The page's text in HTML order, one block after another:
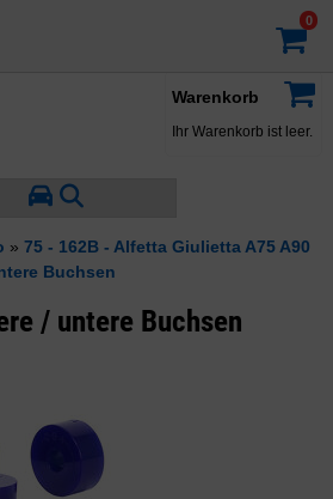
Warenkorb
Ihr Warenkorb ist leer.
» 75 - 162B - Alfetta Giulietta A75 A90
Buchsen
/ untere Buchsen